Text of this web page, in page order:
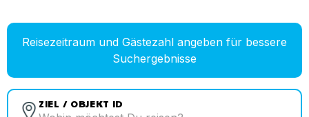
Reisezeitraum und Gästezahl angeben für bessere
Suchergebnisse
ZIEL / OBJEKT ID